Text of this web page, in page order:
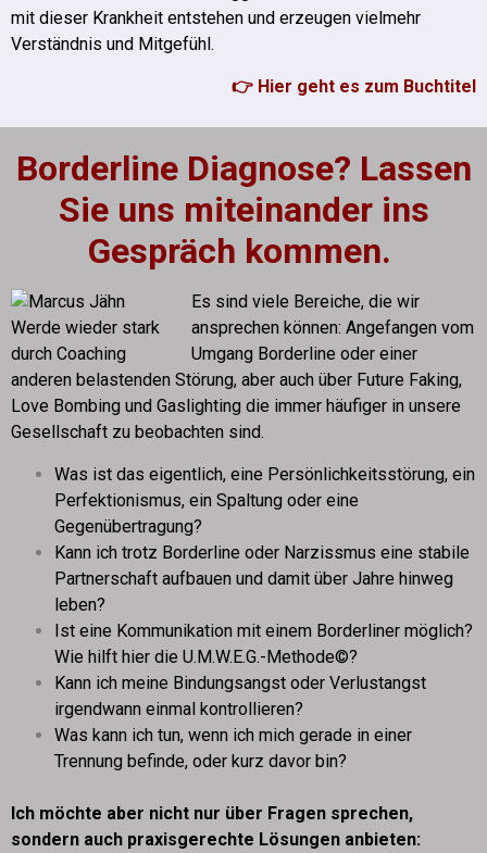
mit dieser Krankheit entstehen und erzeugen vielmehr
Verständnis und Mitgefühl.
👉 Hier geht es zum Buchtitel
Borderline Diagnose? Lassen
Sie uns miteinander ins
Gespräch kommen.
Es sind viele Bereiche, die wir
ansprechen können: Angefangen vom
Umgang Borderline oder einer
anderen belastenden Störung, aber auch über Future Faking,
Love Bombing und Gaslighting die immer häufiger in unsere
Gesellschaft zu beobachten sind.
Was ist das eigentlich, eine Persönlichkeitsstörung, ein
Perfektionismus, ein Spaltung oder eine
Gegenübertragung?
Kann ich trotz Borderline oder Narzissmus eine stabile
Partnerschaft aufbauen und damit über Jahre hinweg
leben?
Ist eine Kommunikation mit einem Borderliner möglich?
Wie hilft hier die U.M.W.E.G.-Methode©?
Kann ich meine Bindungsangst oder Verlustangst
irgendwann einmal kontrollieren?
Was kann ich tun, wenn ich mich gerade in einer
Trennung befinde, oder kurz davor bin?
Ich möchte aber nicht nur über Fragen sprechen,
sondern auch praxisgerechte Lösungen anbieten: